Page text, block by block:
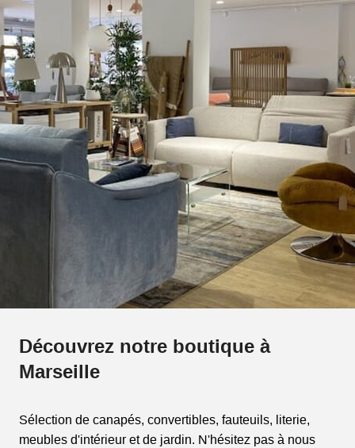
Découvrez notre boutique à
Marseille
Sélection de canapés, convertibles, fauteuils, literie,
meubles d'intérieur et de jardin. N'hésitez pas à nous